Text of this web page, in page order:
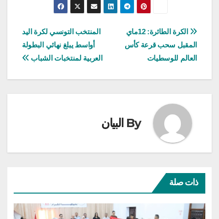
تصفّح
المقالات
المنتخب التونسي لكرة اليد
أواسط يبلغ نهائي البطولة
العربية لمنتخبات الشباب
الكرة الطائرة: 12ماي
المقبل سحب قرعة كأس
العالم للوسطيات
By البيان
ذات صلة